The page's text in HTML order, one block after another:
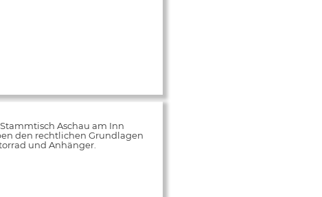
Aschau am Inn
den rechtlichen Grundlagen
und Anhänger.